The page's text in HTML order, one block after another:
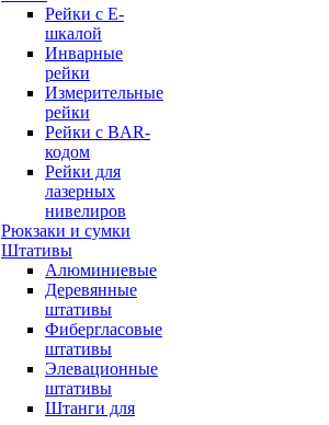
Рейки с E-
шкалой
Инварные
рейки
Измерительные
рейки
Рейки с BAR-
кодом
Рейки для
лазерных
нивелиров
Рюкзаки и сумки
Штативы
Алюминиевые
Деревянные
штативы
Фибергласовые
штативы
Элевационные
штативы
Штанги для